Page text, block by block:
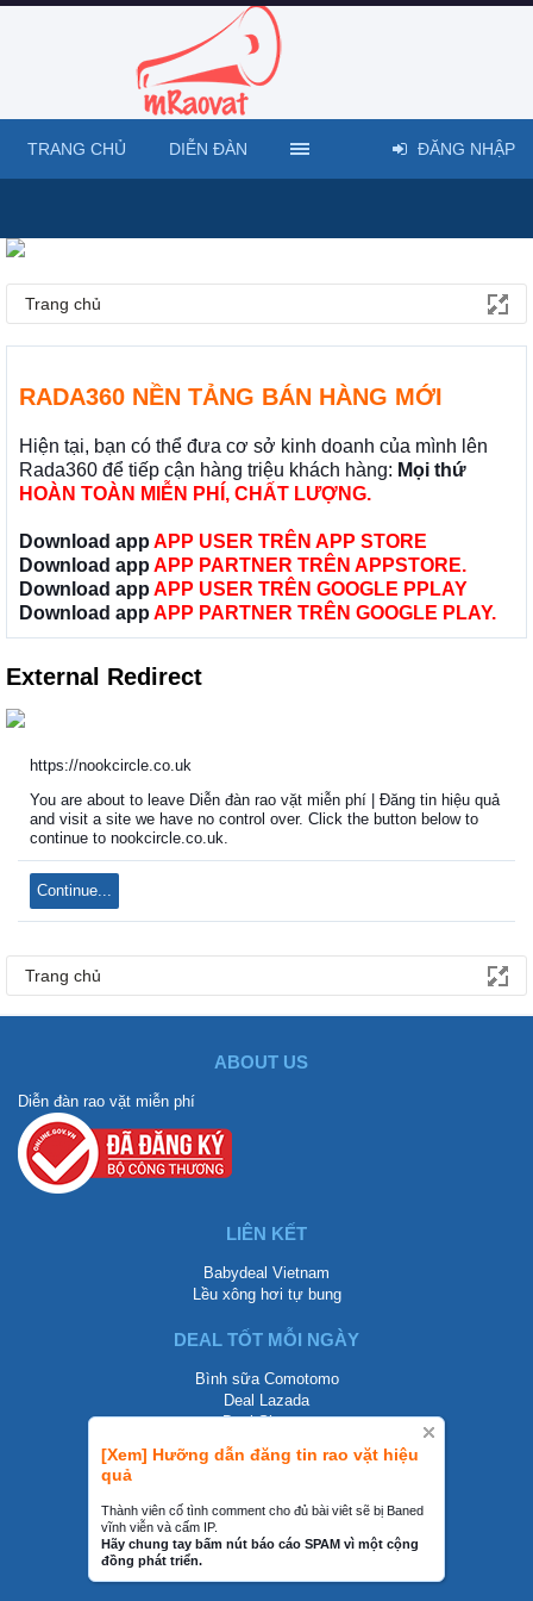
Trang chủ
RADA360 NỀN TẢNG BÁN HÀNG MỚI
Hiện tại, bạn có thể đưa cơ sở kinh doanh của mình lên
Rada360 để tiếp cận hàng triệu khách hàng: Mọi thứ
HOÀN TOÀN MIỄN PHÍ, CHẤT LƯỢNG.
Download app APP USER TRÊN APP STORE
Download app APP PARTNER TRÊN APPSTORE.
Download app APP USER TRÊN GOOGLE PPLAY
Download app APP PARTNER TRÊN GOOGLE PLAY.
[Xem] Hưỡng dẫn đăng tin rao vặt hiệu
quả
Thành viên cố tình comment cho đủ bài viêt sẽ bị Baned
vĩnh viễn và cấm IP.
Hãy chung tay bấm nút báo cáo SPAM vì một cộng
đồng phát triển.
External Redirect
https://nookcircle.co.uk
You are about to leave Diễn đàn rao vặt miễn phí | Đăng tin hiệu quả
and visit a site we have no control over. Click the button below to
continue to nookcircle.co.uk.
Continue...
Trang chủ
TRANG CHỦ DIỄN ĐÀN ĐĂNG NHẬP
ABOUT US
Diễn đàn rao vặt miễn phí
LIÊN KẾT
Babydeal Vietnam
Lều xông hơi tự bung
DEAL TỐT MỖI NGÀY
Bình sữa Comotomo
Deal Lazada
Deal Shopee
LIÊN HỆ
0858002468
contact@mraovat.vn